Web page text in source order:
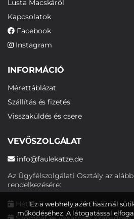
Lusta Macskáról
Kapcsolatok
Facebook
Instagram
INFORMÁCIÓ
Mérettáblázat
Szállítás és fizetés
Visszaküldés és csere
VEVŐSZOLGÁLAT
info@faulekatze.de
Az Ügyfélszolgálati Osztály az
rendelkezésére:
Hétfőtől péntekig: 10:00-19:00
Ez a webhely azért használ
működéséhez. A látogatással